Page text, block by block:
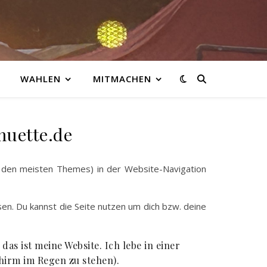
WAHLEN MITMACHEN
meisten Themes) in der Website-Navigation
Du kannst die Seite nutzen um dich bzw. deine
ist meine Website. Ich lebe in einer
im Regen zu stehen).